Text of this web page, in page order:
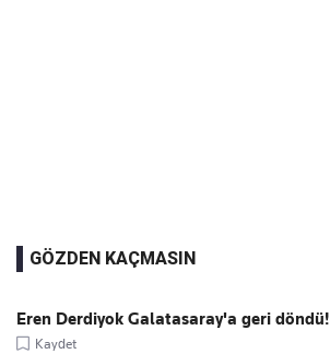
GÖZDEN KAÇMASIN
Eren Derdiyok Galatasaray'a geri döndü!
Kaydet